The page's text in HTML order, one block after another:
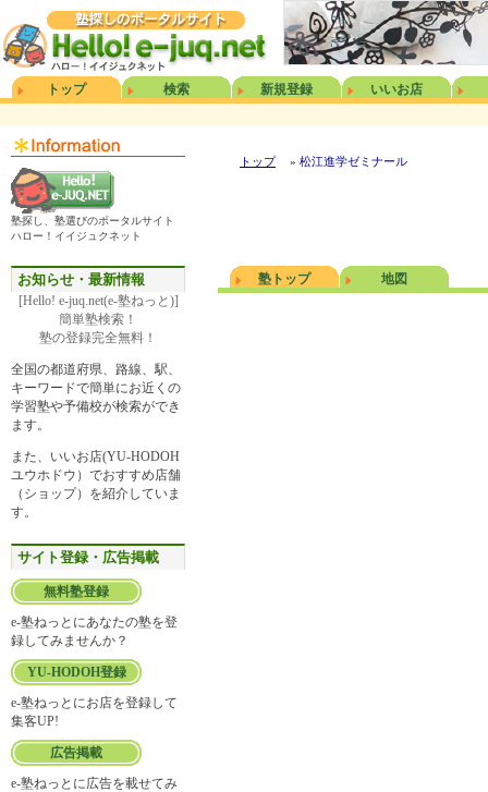
トップ 検索 新規登録 いいお店
塾探し、塾選びのポータルサイト
ハロー！イイジュクネット
お知らせ・最新情報
[Hello! e-juq.net(e-塾ねっと)]
簡単塾検索！
塾の登録完全無料！
全国の都道府県、路線、駅、
キーワードで簡単にお近くの
学習塾や予備校が検索ができ
ます。
また、いいお店(YU-HODOH
ユウホドウ）でおすすめ店舗
（ショップ）を紹介していま
す。
サイト登録・広告掲載
無料塾登録
e-塾ねっとにあなたの塾を登
録してみませんか？
YU-HODOH登録
e-塾ねっとにお店を登録して
集客UP!
広告掲載
e-塾ねっとに広告を載せてみ
トップ » 松江進学ゼミナール
塾トップ 地図